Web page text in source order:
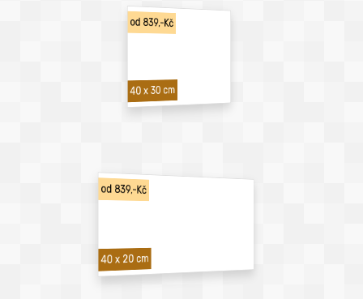
od 839,-Kč
40 x 30 cm
od 839,-Kč
40 x 20 cm